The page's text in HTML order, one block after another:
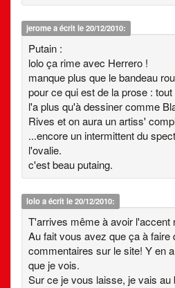
jeromea écrit le 20/12/2010:
Putain :
lolo ça rime avec Herrero !
manque plus que le bandeau
pour ce qui est de la prose : tout
l'a plus qu'à dessiner comme
Rives et on aura un artiss'
...encore un intermittent du
l'ovalie.
c'est beau putaing.
loloa écrit le 20/12/2010:
T'arrives même à avoir l'accent
Au fait vous avez que ça à faire
commentaires sur le site! Y en
que je vois.
Sur ce je vous laisse, je vais au